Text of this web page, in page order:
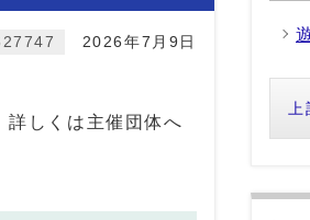
2026年7月9日
詳しくは主催団体へ